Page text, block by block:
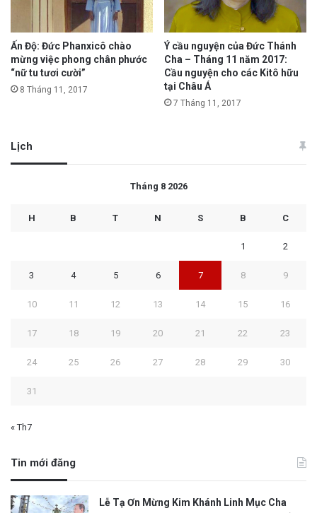
Ấn Độ: Đức Phanxicô chào
mừng việc phong chân phước
“nữ tu tươi cười”
8 Tháng 11, 2017
Ý cầu nguyện của Đức Thánh
Cha – Tháng 11 năm 2017:
Cầu nguyện cho các Kitô hữu
tại Châu Á
7 Tháng 11, 2017
Lịch
Tháng 8 2026
H B T N S B C
1 2
3 4 5 6 7 8 9
10 11 12 13 14 15 16
17 18 19 20 21 22 23
24 25 26 27 28 29 30
31
« Th7
Tin mới đăng
Lễ Tạ Ơn Mừng Kim Khánh Linh Mục Cha